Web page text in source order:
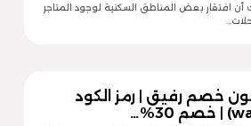
أن افتقار بعض المناطق السكنية لوجود المتاجر
خصم رفيق | رمز الكود